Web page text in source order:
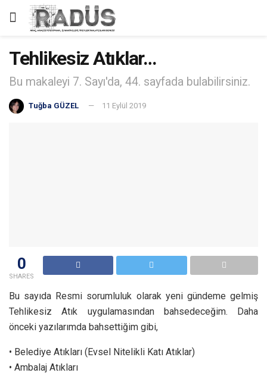
Tehlikesiz Atıklar…
Bu makaleyi 7. Sayı'da, 44. sayfada bulabilirsiniz.
Tuğba GÜZEL 11 Eylül 2019
0
SHARES
Bu sayıda Resmi sorumluluk olarak yeni gündeme gelmiş
Tehlikesiz Atık uygulamasından bahsedeceğim. Daha
önceki yazılarımda bahsettiğim gibi,
• Belediye Atıkları (Evsel Nitelikli Katı Atıklar)
• Ambalaj Atıkları